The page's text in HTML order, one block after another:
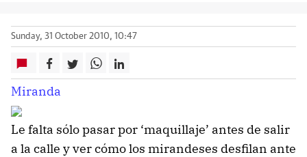
Sunday, 31 October 2010, 10:47
Miranda
Le falta sólo pasar por ‘maquillaje’ antes de salir
a la calle y ver cómo los mirandeses desfilan ante